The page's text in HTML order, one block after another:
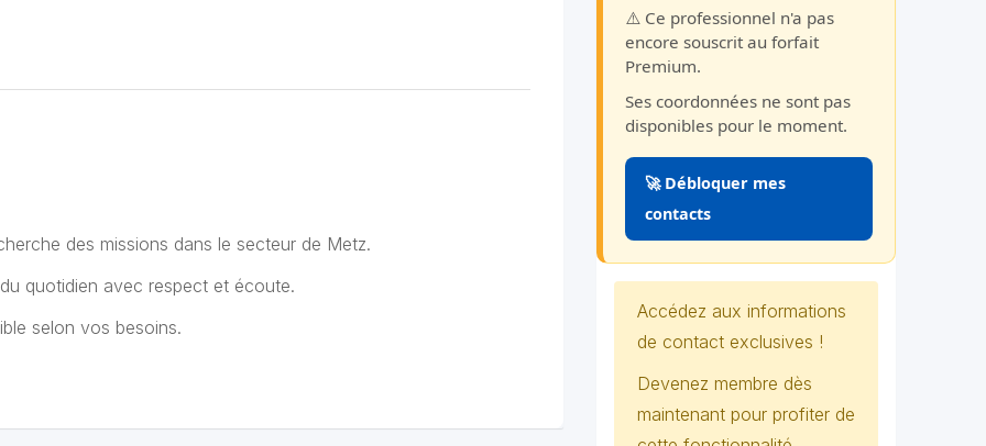
des missions dans le secteur de Metz.
quotidien avec respect et écoute.
selon vos besoins.
⚠️ Ce professionnel n'a pas
encore souscrit au forfait
Premium.
Ses coordonnées ne sont pas
disponibles pour le moment.
🚀 Débloquer mes
contacts
Accédez aux informations
de contact exclusives !
Devenez membre dès
maintenant pour profiter de